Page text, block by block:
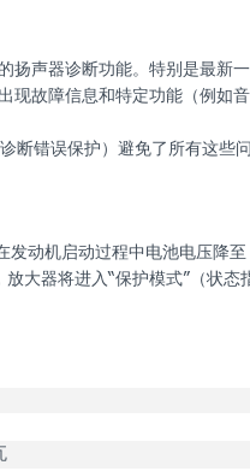
扬声器诊断功能。特别是最新
现故障信息和特定功能（例如
断错误保护）避免了所有这些
发动机启动过程中电池电压降
大器将进入“保护模式”（状